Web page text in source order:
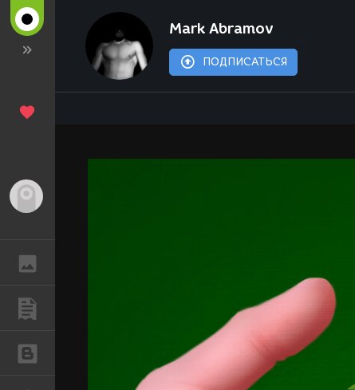
Мark Abramov
ПОДПИСАТЬСЯ